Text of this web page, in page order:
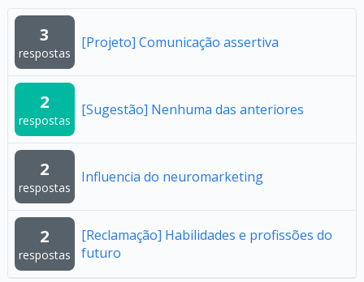
3
respostas
[Projeto] Comunicação assertiva
2
respostas
[Sugestão] Nenhuma das anteriores
2
respostas
Influencia do neuromarketing
2
respostas
[Reclamação] Habilidades e profissões do
futuro